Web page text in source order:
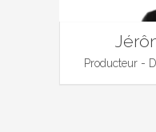
Producteur -